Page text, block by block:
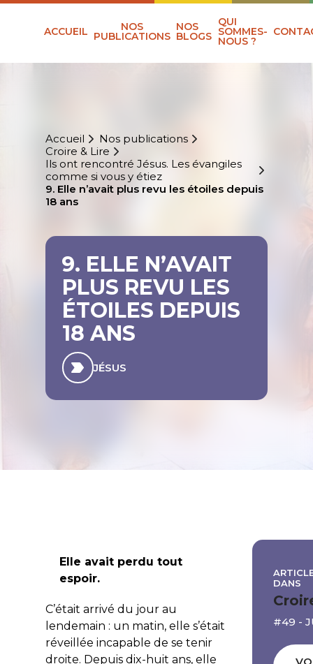
ACCUEIL NOS
PUBLICATIONS
NOS
BLOGS
QUI
SOMMES-
NOUS ?
Accueil
Nos publications
Croire & Lire
Ils ont rencontré Jésus. Les évangiles
comme si vous y étiez
9. Elle n’avait plus revu les étoiles depuis
18 ans
9. ELLE N’AVAIT
PLUS REVU LES
ÉTOILES DEPUIS
18 ANS
JÉSUS
Elle avait perdu tout
espoir.
C’était arrivé du jour au
lendemain : un matin, elle s’était
réveillée incapable de se tenir
droite. Depuis dix-huit ans, elle
DANS
#49 -